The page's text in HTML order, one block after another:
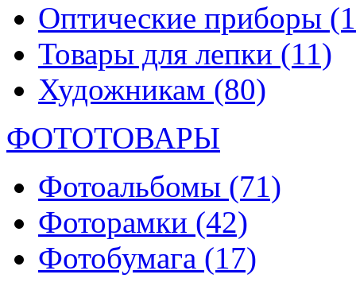
Оптические приборы
Товары для лепки (11)
Художникам (80)
ФОТОТОВАРЫ
Фотоальбомы (71)
Фоторамки (42)
Фотобумага (17)